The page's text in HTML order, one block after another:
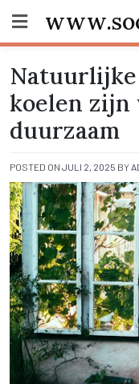
content
koelen zijn
duurzaam
POSTED ON JULI 2, 2025 BY